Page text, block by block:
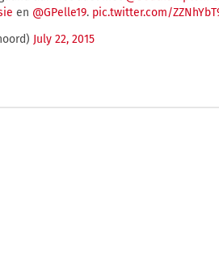
en @GPelle19. pic.twitter.com/
July 22, 2015